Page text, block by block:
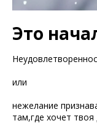
Это
или
нежелание
там,где хочет